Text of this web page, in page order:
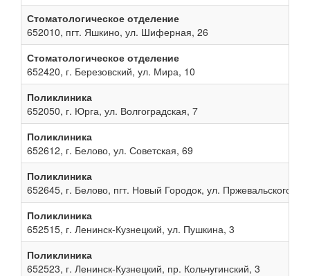
Стоматологическое отделение
652010, пгт. Яшкино, ул. Шиферная, 26
Стоматологическое отделение
652420, г. Березовский, ул. Мира, 10
Поликлиника
652050, г. Юрга, ул. Волгоградская, 7
Поликлиника
652612, г. Белово, ул. Советская, 69
Поликлиника
652645, г. Белово, пгт. Новый Городок, ул. Пржевальского, 13
Поликлиника
652515, г. Ленинск-Кузнецкий, ул. Пушкина, 3
Поликлиника
652523, г. Ленинск-Кузнецкий, пр. Кольчугинский, 3